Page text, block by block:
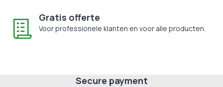
Gratis offerte
Voor professionele klanten en voor alle producten.
Secure payment